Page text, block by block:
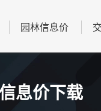
园林信息价
息价下载